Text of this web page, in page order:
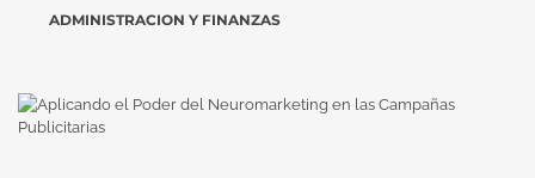
ADMINISTRACION Y FINANZAS